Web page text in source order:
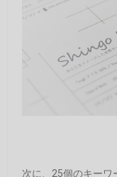
次に、25個のキーワ